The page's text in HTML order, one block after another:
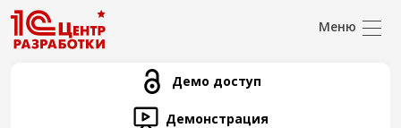
Демо доступ
Демонстрация